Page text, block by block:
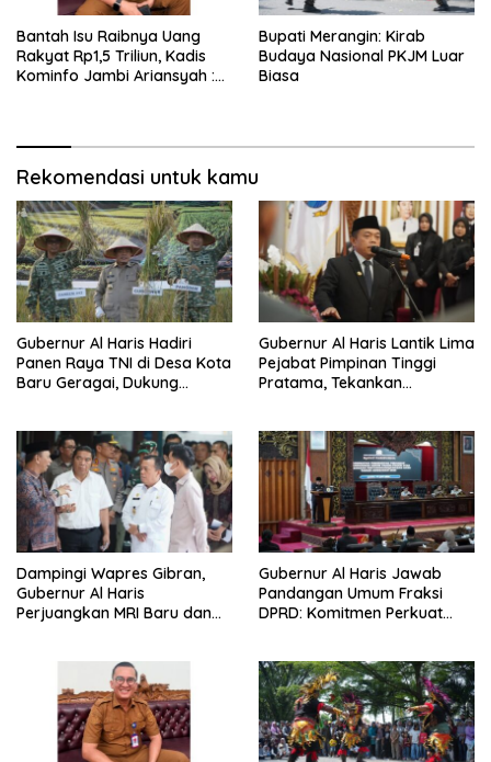
Bantah Isu Raibnya Uang
Rakyat Rp1,5 Triliun, Kadis
Kominfo Jambi Ariansyah :
Bupati Merangin: Kirab
Budaya Nasional PKJM Luar
Biasa
Rekomendasi untuk kamu
Gubernur Al Haris Hadiri
Panen Raya TNI di Desa Kota
Baru Geragai, Dukung
Gubernur Al Haris Lantik Lima
Pejabat Pimpinan Tinggi
Pratama, Tekankan
Integritas
Dampingi Wapres Gibran,
Gubernur Al Haris
Perjuangkan MRI Baru dan
Gubernur Al Haris Jawab
Pandangan Umum Fraksi
DPRD: Komitmen Perkuat